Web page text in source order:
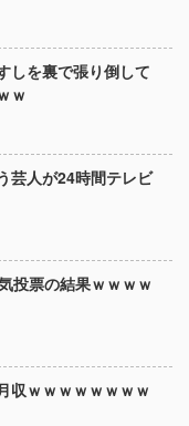
しを裏で張り倒して
ｗ
芸人が24時間テレビ
投票の結果ｗｗｗｗ
収ｗｗｗｗｗｗｗｗ